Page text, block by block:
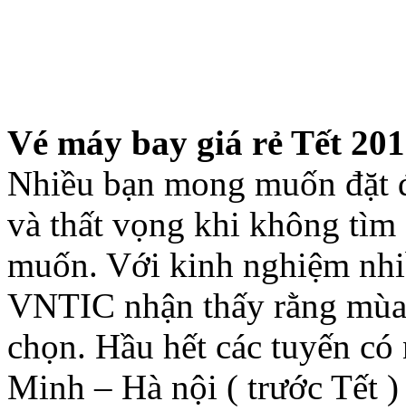
Vé máy bay giá rẻ Tết
Nhiều bạn mong muốn đặt
và thất vọng khi không
muốn. Với kinh nghiệm
VNTIC nhận thấy rằng
chọn. Hầu hết các tuyến
Minh – Hà nội ( trước Tết